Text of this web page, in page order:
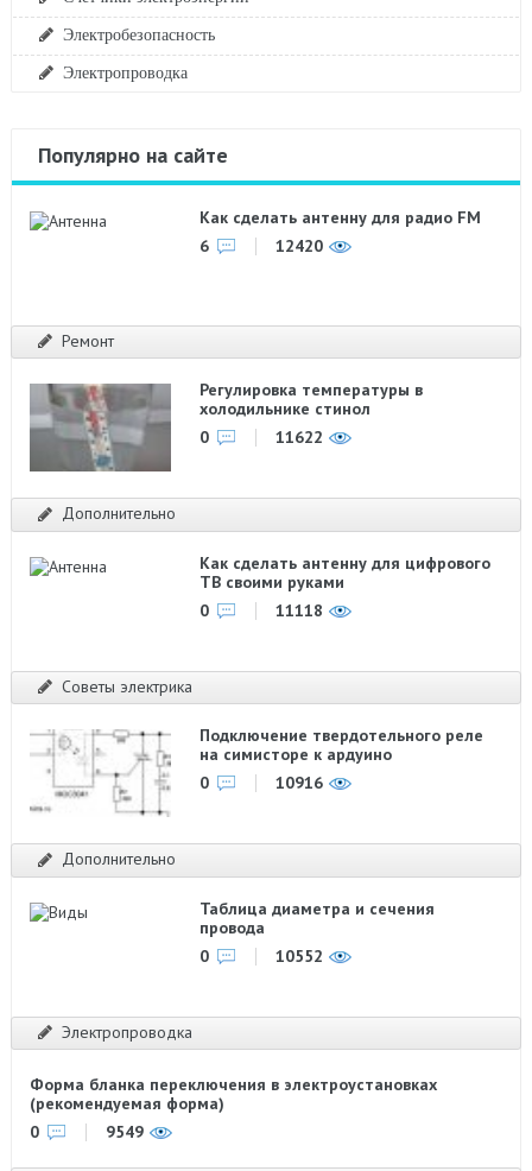
Электробезопасность
Электропроводка
Популярно на сайте
Как сделать антенну для радио FM
6
12420
Ремонт
Регулировка температуры в
холодильнике стинол
0
11622
Дополнительно
Как сделать антенну для цифрового
ТВ своими руками
0
11118
Советы электрика
Подключение твердотельного реле
на симисторе к ардуино
0
10916
Дополнительно
Таблица диаметра и сечения
провода
0
10552
Электропроводка
Форма бланка переключения в электроустановках
(рекомендуемая форма)
0
9549